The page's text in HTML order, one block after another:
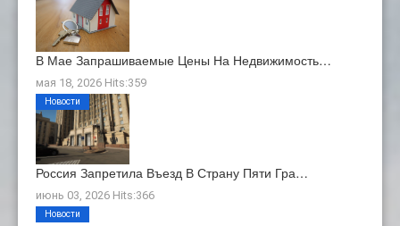
В Мае Запрашиваемые Цены На Недвижимость…
мая 18, 2026 Hits:359
Россия Запретила Въезд В Страну Пяти Гра…
июнь 03, 2026 Hits:366
Новости
Новости